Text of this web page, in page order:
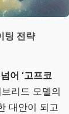
팅 전략
어 ‘고프코
리드 모델의
대안이 되고